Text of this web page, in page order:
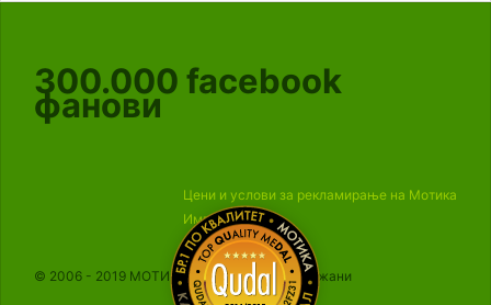
300.000 facebook
фанови
Цени и услови за рекламирање на Мотика
Импресум
© 2006 - 2019 МОТИКА, Сите права се задржани